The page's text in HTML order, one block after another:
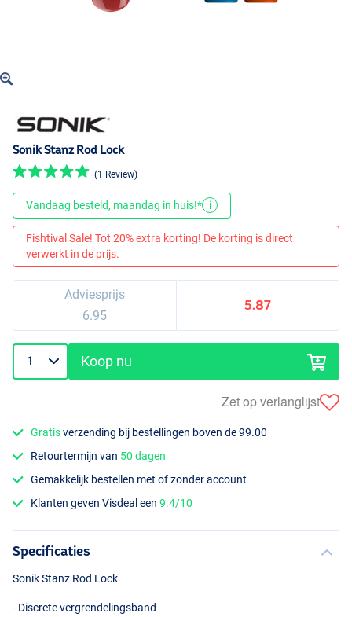
Sonik Stanz Rod Lock
(1 Review)
Vandaag besteld, maandag in huis!* i
Fishtival Sale! Tot 20% extra korting! De korting is direct
verwerkt in de prijs.
Adviesprijs
6.95
5.87
Koop nu
Zet op verlanglijst
Gratisverzending bij bestellingen boven de 99.00
Retourtermijn van 50 dagen
Gemakkelijk bestellen met of zonder account
Klanten geven Visdeal een9.4/10
Specificaties
Sonik Stanz Rod Lock
- Discrete vergrendelingsband